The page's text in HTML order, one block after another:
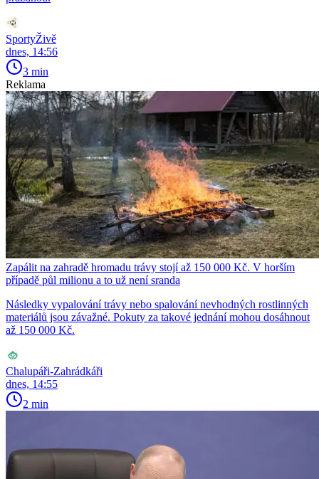
SportyŽivě
dnes, 14:56
3 min
Reklama
Zapálit na zahradě hromadu trávy stojí až 150 000 Kč. V horším
případě půl milionu a to už není sranda
Následky vypalování trávy nebo spalování nevhodných rostlinných
materiálů jsou závažné. Pokuty za takové jednání mohou dosáhnout
až 150 000 Kč.
Chalupáři-Zahrádkáři
dnes, 14:55
2 min